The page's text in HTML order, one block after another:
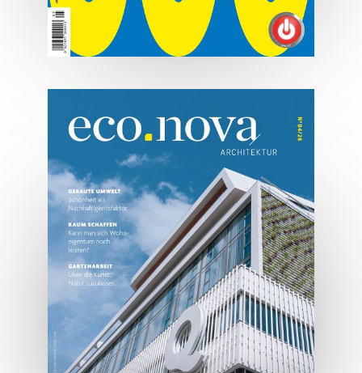
07/2026
Tirols Top 500 - Juli/August
2026
JETZT BESTELLEN
ONLINE LESEN